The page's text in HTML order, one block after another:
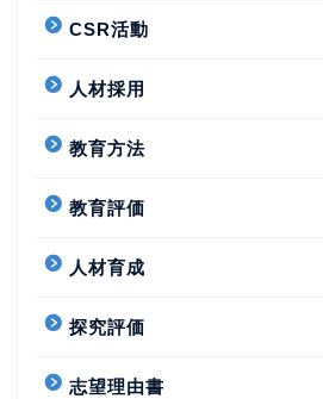
CSR活動
人材採用
教育方法
教育評価
人材育成
探究評価
志望理由書